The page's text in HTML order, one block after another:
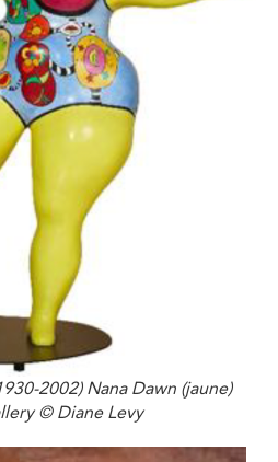
2002) Nana Dawn (jaune)
©️ Diane Levy